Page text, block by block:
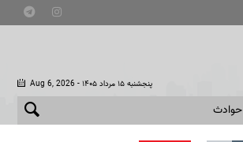
Aug 6, 2026 - پنجشنبه ۱۵ مرداد ۱۴۰۵
حوادث